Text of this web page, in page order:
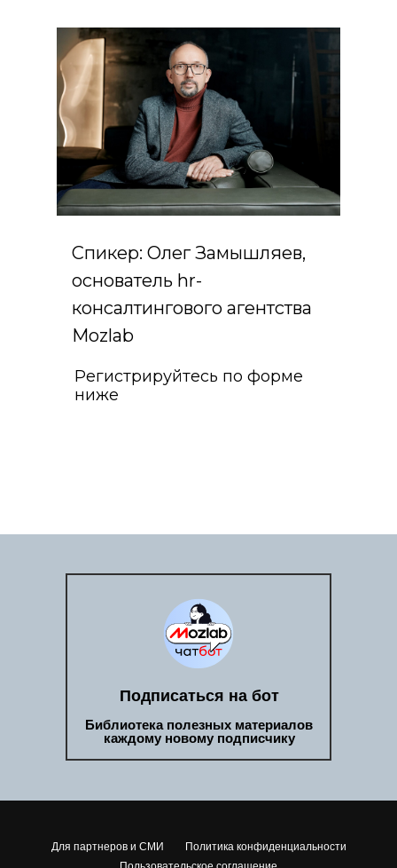
Регистрируйтесь по форме
ниже
Спикер: Олег Замышляев,
основатель hr-
консалтингового агентства
Mozlab
Подписаться на бот
Библиотека полезных материалов
каждому новому подписчику
Для партнеров и СМИ
Политика конфиденциальности